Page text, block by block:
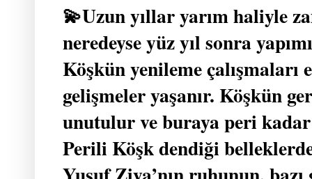
💫Uzun yıllar yarım haliyle
neredeyse yüz yıl sonra
Köşkün yenileme çalışmaları
gelişmeler yaşanır. Köşkün
unutulur ve buraya peri
Perili Köşk dendiği